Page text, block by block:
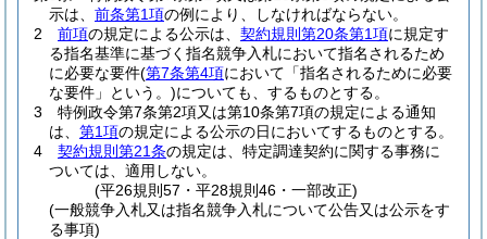
示は、 前条第1項の例により、しなければならない。
2
前項の規定による公示は、 契約規則第20条第1項に規定す
る指名基準に基づく指名競争入札において指名されるため
に必要な要件(第7条第4項において「指名されるために必要
な要件」という。)についても、するものとする。
3
特例政令第7条第2項又は第10条第7項の規定による通知
は、 第1項の規定による公示の日においてするものとする。
4
契約規則第21条の規定は、特定調達契約に関する事務に
ついては、適用しない。
(平26規則57・平28規則46・一部改正)
(一般競争入札又は指名競争入札について公告又は公示をす
る事項)